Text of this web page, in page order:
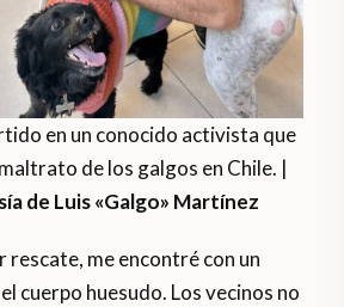
en un conocido activista que
de los galgos en Chile. |
de Luis «Galgo» Martínez
rescate, me encontré con un
cuerpo huesudo. Los vecinos no